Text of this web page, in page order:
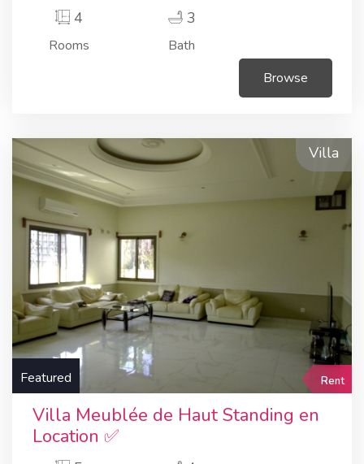
4
Rooms
3
Bath
Browse
Villa
Featured Rent
Villa Meublée de Haut Standing en
Location ✅